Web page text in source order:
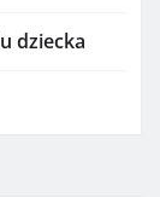
dziecka